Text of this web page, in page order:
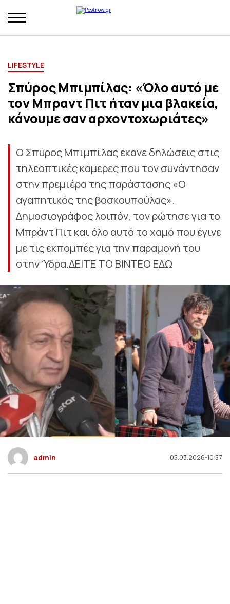
LIFESTYLE
Σπύρος Μπιμπίλας: «Όλο αυτό με
τον Μπραντ Πιτ ήταν μια βλακεία,
κάνουμε σαν αρχοντοχωριάτες»
Ο Σπύρος Μπιμπίλας έκανε δηλώσεις στις
τηλεοπτικές κάμερες που τον συνάντησαν
στην πρεμιέρα της παράστασης «Ο
αγαπητικός της βοσκουπούλας».
Δημοσιογράφος λοιπόν, τον ρώτησε για το
Μπράντ Πιτ και όλο αυτό το χαμό που έγινε
με τις εκπομπές για την παραμονή του
στην Ύδρα.ΔΕΙΤΕ ΤΟ ΒΙΝΤΕΟ ΕΔΩ
admin 05.03.2026-10:57